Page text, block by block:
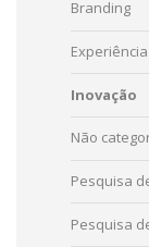
Branding
Inovação
Não
Pesquisa
Pesquisa